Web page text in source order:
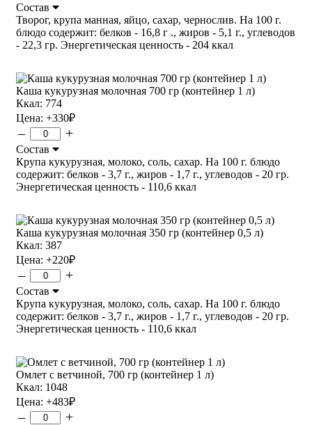
Состав
Творог, крупа манная, яйцо, сахар, чернослив. На 100 г.
блюдо содержит: белков - 16,8 г ., жиров - 5,1 г., углеводов
- 22,3 гр. Энергетическая ценность - 204 ккал
Каша кукурузная молочная 700 гр (контейнер 1 л)
Ккал: 774
Цена: +330₽
– +
Состав
Крупа кукурузная, молоко, соль, сахар. На 100 г. блюдо
содержит: белков - 3,7 г., жиров - 1,7 г., углеводов - 20 гр.
Энергетическая ценность - 110,6 ккал
Каша кукурузная молочная 350 гр (контейнер 0,5 л)
Ккал: 387
Цена: +220₽
– +
Состав
Крупа кукурузная, молоко, соль, сахар. На 100 г. блюдо
содержит: белков - 3,7 г., жиров - 1,7 г., углеводов - 20 гр.
Энергетическая ценность - 110,6 ккал
Омлет с ветчиной, 700 гр (контейнер 1 л)
Ккал: 1048
Цена: +483₽
– +